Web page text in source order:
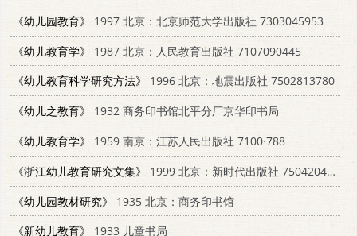
《幼儿园教育》
1997 北京：北京师范大学出版社 7303045953
《幼儿教育学》
1987 北京：人民教育出版社 7107090445
《幼儿教育科学研究方法》
1996 北京：地震出版社 7502813780
《幼儿之教育》
1932 商务印书馆北平分厂京华印书局
《幼儿教育学》
1959 南京：江苏人民出版社 7100·788
《浙江幼儿教育研究文集》
1999 北京：新时代出版社 7504204633
《幼儿园教材研究》
1935 北京：商务印书馆
《新幼儿教育》
1933 儿童书局